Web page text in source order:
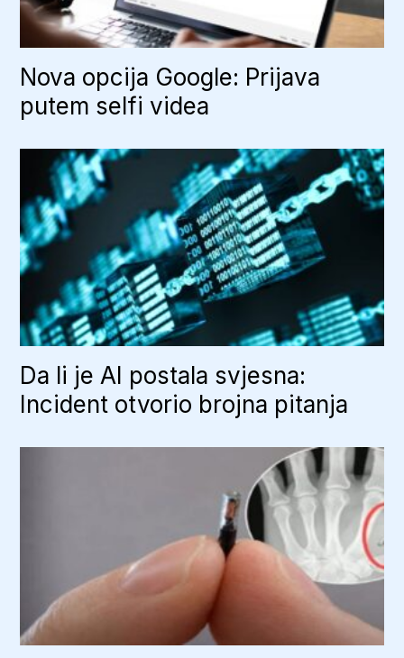
Nova opcija Google: Prijava
putem selfi videa
Da li je AI postala svjesna:
Incident otvorio brojna pitanja